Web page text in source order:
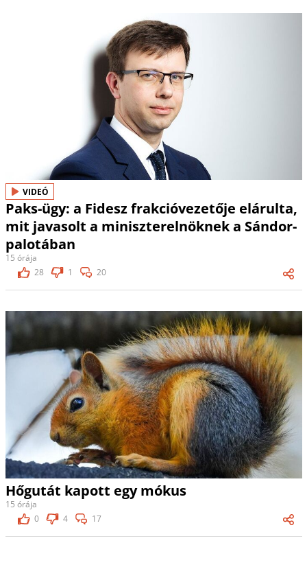
VIDEÓ
Paks-ügy: a Fidesz frakcióvezetője elárulta,
mit javasolt a miniszterelnöknek a Sándor-
palotában
15 órája
28
1 20
Hőgutát kapott egy mókus
15 órája
0
4 17